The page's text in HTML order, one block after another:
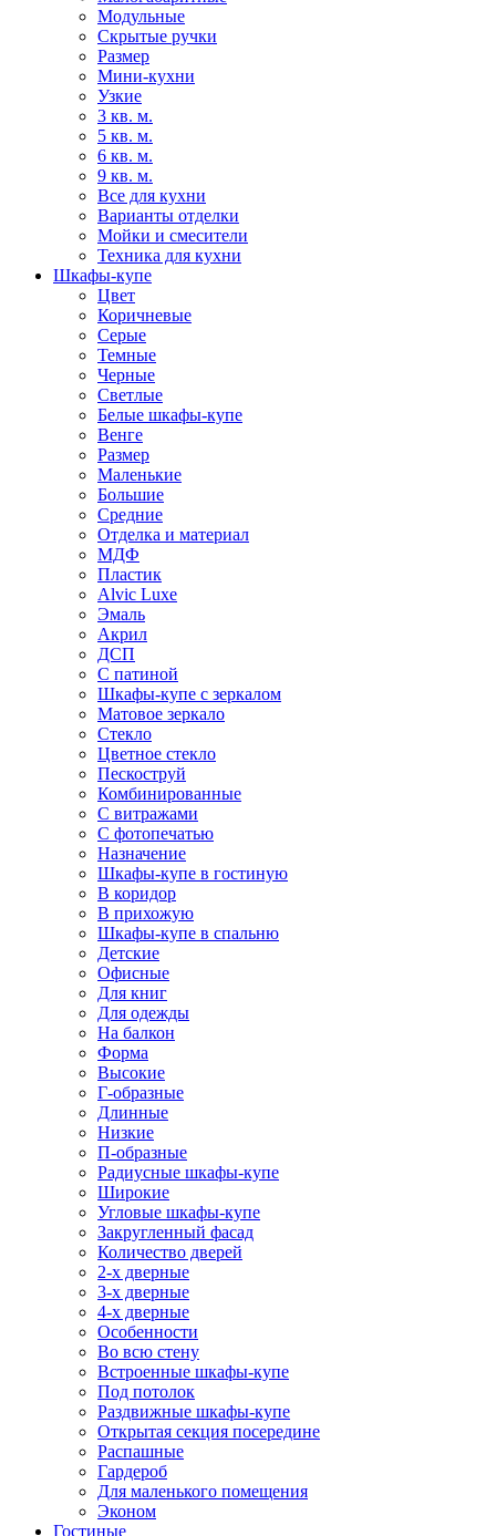
Модульные
Скрытые ручки
Размер
Мини-кухни
Узкие
3 кв. м.
5 кв. м.
6 кв. м.
9 кв. м.
Все для кухни
Варианты отделки
Мойки и смесители
Техника для кухни
Шкафы-купе
Цвет
Коричневые
Серые
Темные
Черные
Светлые
Белые шкафы-купе
Венге
Размер
Маленькие
Большие
Средние
Отделка и материал
МДФ
Пластик
Alvic Luxe
Эмаль
Акрил
ДСП
С патиной
Шкафы-купе с зеркалом
Матовое зеркало
Стекло
Цветное стекло
Пескоструй
Комбинированные
С витражами
С фотопечатью
Назначение
Шкафы-купе в гостиную
В коридор
В прихожую
Шкафы-купе в спальню
Детские
Офисные
Для книг
Для одежды
На балкон
Форма
Высокие
Г-образные
Длинные
Низкие
П-образные
Радиусные шкафы-купе
Широкие
Угловые шкафы-купе
Закругленный фасад
Количество дверей
2-х дверные
3-х дверные
4-х дверные
Особенности
Во всю стену
Встроенные шкафы-купе
Под потолок
Раздвижные шкафы-купе
Открытая секция посередине
Распашные
Гардероб
Для маленького помещения
Эконом
Гостиные